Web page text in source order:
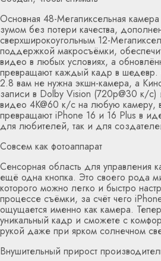
Основная 48-Мегапиксельная
зумом без потери качества,
сверхширокоугольным 12-
поддержкой макросъёмки,
видео в любых условиях, а
превращают каждый кадр в
2.8 вам не нужна экшн-камера, а
записи в Dolby Vision (720p@30 к/с)
видео 4K@60 к/с на любую камеру,
превращают iPhone 16 и 16 Plus в
для любителей, так и для
Совсем как фотоаппарат
Сенсорная область для управления
ещё одна кнопка. Это своего рода
которого можно легко и быстро
процессе съёмки, за счёт чего
ощущается именно как камера.
уникальный кадр и сможете с
рукой даже при ярком солнечном
Внушительный прирост